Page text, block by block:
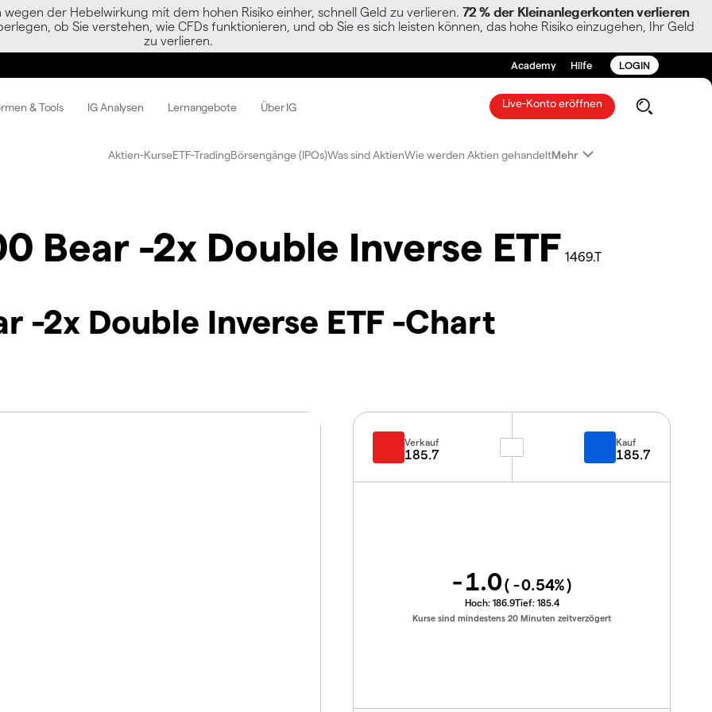
der Hebelwirkung mit dem hohen Risiko einher, schnell Geld zu verlieren. 72 % der Kleinanlegerkonten verlieren
ob Sie verstehen, wie CFDs funktionieren, und ob Sie es sich leisten können, das hohe Risiko einzugehen, Ihr Geld
zu verlieren.
Academy Hilfe LOGIN
& Tools IG Analysen Lernangebote Über IG Live-Konto eröffnen
Aktien-KurseETF-TradingBörsengänge (IPOs)Was sind AktienWie werden Aktien gehandeltMehr
Bear -2x Double Inverse ETF 1469.T
-2x Double Inverse ETF -Chart
Verkauf
185.7
Kauf
185.7
-1.0( -0.54%)
Hoch: 186.9Tief: 185.4
Kurse sind mindestens 20 Minuten zeitverzögert